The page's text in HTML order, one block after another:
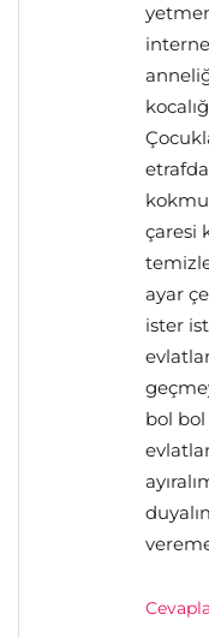
çaresi
ayar
ister
bol bol
Cevapla